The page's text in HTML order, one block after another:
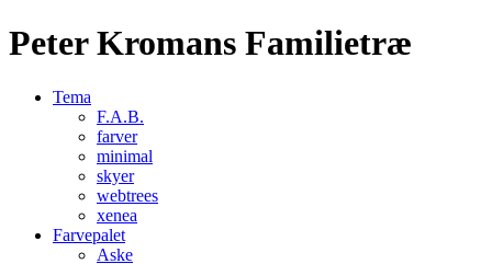
Peter Kromans Familietræ
Tema
F.A.B.
farver
minimal
skyer
webtrees
xenea
Farvepalet
Aske